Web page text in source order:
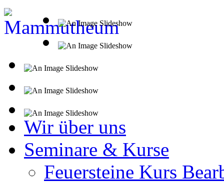
Wir über uns
Seminare & Kurse
Feuersteine Kurs